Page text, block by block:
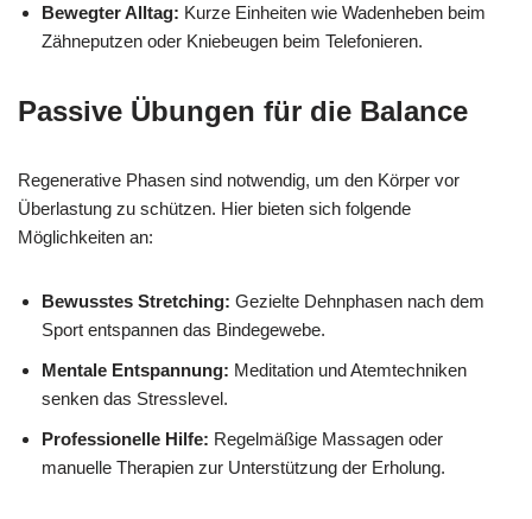
Bewegter Alltag: Kurze Einheiten wie Wadenheben beim
Zähneputzen oder Kniebeugen beim Telefonieren.
Passive Übungen für die Balance
Regenerative Phasen sind notwendig, um den Körper vor
Überlastung zu schützen. Hier bieten sich folgende
Möglichkeiten an:
Bewusstes Stretching: Gezielte Dehnphasen nach dem
Sport entspannen das Bindegewebe.
Mentale Entspannung: Meditation und Atemtechniken
senken das Stresslevel.
Professionelle Hilfe: Regelmäßige Massagen oder
manuelle Therapien zur Unterstützung der Erholung.